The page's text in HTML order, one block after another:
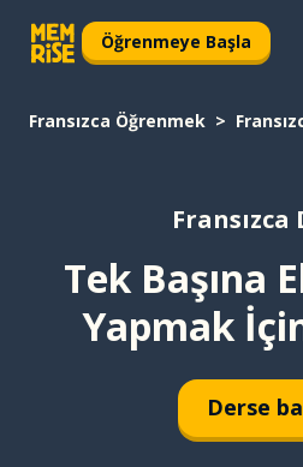
Öğrenmeye Başla
Fransızca Öğrenmek
Fransızca
Tek Başına
Yapmak
Derse